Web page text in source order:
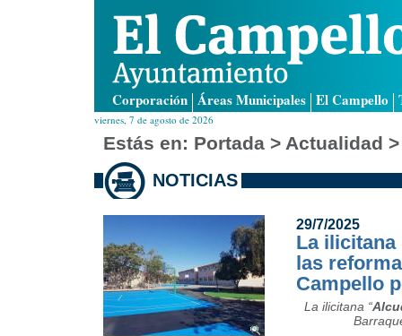
Corporación Áreas Municipales El Campello
viernes, 7 de agosto de 2026
Estás en: Portada > Actualidad
NOTICIAS
29/7/2025
La ilicitana
las
Campello
La ilicitana “